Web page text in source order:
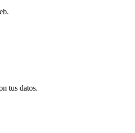
tus datos.